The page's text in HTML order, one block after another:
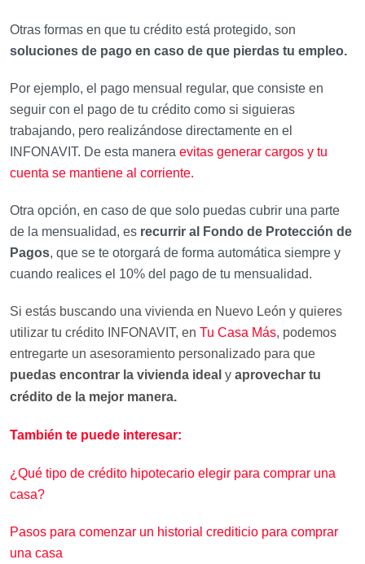
Otras formas en que tu crédito está protegido, son
soluciones de pago en caso de que pierdas tu empleo.
Por ejemplo, el pago mensual regular, que consiste en
seguir con el pago de tu crédito como si siguieras
trabajando, pero realizándose directamente en el
INFONAVIT. De esta manera evitas generar cargos y tu
cuenta se mantiene al corriente.
Otra opción, en caso de que solo puedas cubrir una parte
de la mensualidad, es recurrir al Fondo de Protección de
Pagos, que se te otorgará de forma automática siempre y
cuando realices el 10% del pago de tu mensualidad.
Si estás buscando una vivienda en Nuevo León y quieres
utilizar tu crédito INFONAVIT, en Tu Casa Más, podemos
entregarte un asesoramiento personalizado para que
puedas encontrar la vivienda ideal y aprovechar tu
crédito de la mejor manera.
También te puede interesar:
¿Qué tipo de crédito hipotecario elegir para comprar una
casa?
Pasos para comenzar un historial crediticio para comprar
una casa